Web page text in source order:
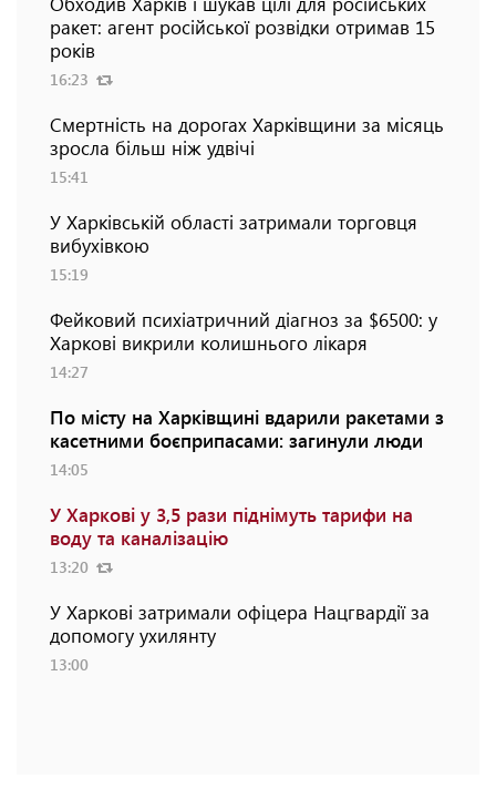
ракет: агент російської розвідки отримав 15
років
16:23
Смертність на дорогах Харківщини за місяць
зросла більш ніж удвічі
15:41
У Харківській області затримали торговця
вибухівкою
15:19
Фейковий психіатричний діагноз за $6500: у
Харкові викрили колишнього лікаря
14:27
По місту на Харківщині вдарили ракетами з
касетними боєприпасами: загинули люди
14:05
У Харкові у 3,5 рази піднімуть тарифи на
воду та каналізацію
13:20
У Харкові затримали офіцера Нацгвардії за
допомогу ухилянту
13:00